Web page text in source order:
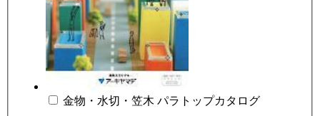
金物・水切・笠木 パラトップカタログ